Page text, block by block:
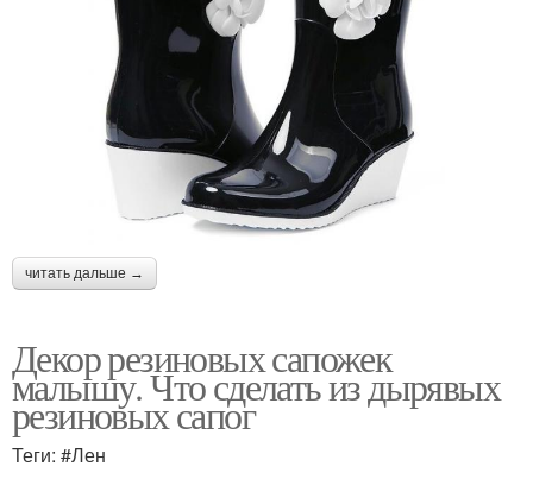
читать дальше →
Декор резиновых сапожек
малышу. Что сделать из дырявых
резиновых сапог
Теги: #Лен